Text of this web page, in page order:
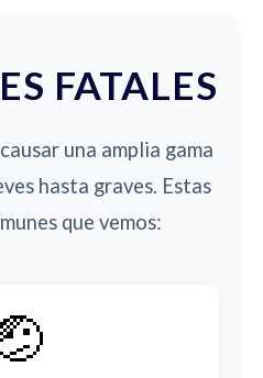
FATALES
una amplia gama
hasta graves. Estas
que vemos: